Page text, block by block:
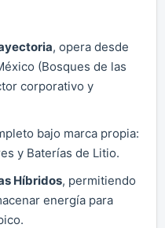
, opera desde
(Bosques de las
corporativo y
bajo marca propia:
y Baterías de Litio.
Híbridos, permitiendo
energía para